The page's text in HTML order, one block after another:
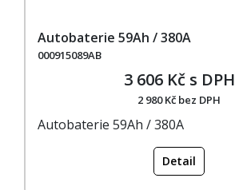
Autobaterie 59Ah / 380A
000915089AB
3 606 Kč s DPH
2 980 Kč bez DPH
Autobaterie 59Ah / 380A
Detail